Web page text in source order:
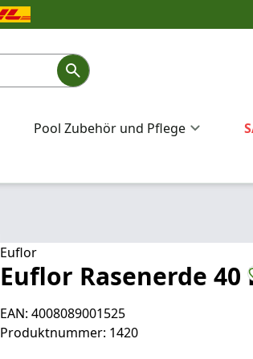
Pool Zubehör und Pflege
Euflor
Euflor Rasenerde 40
EAN: 4008089001525
Produktnummer: 1420